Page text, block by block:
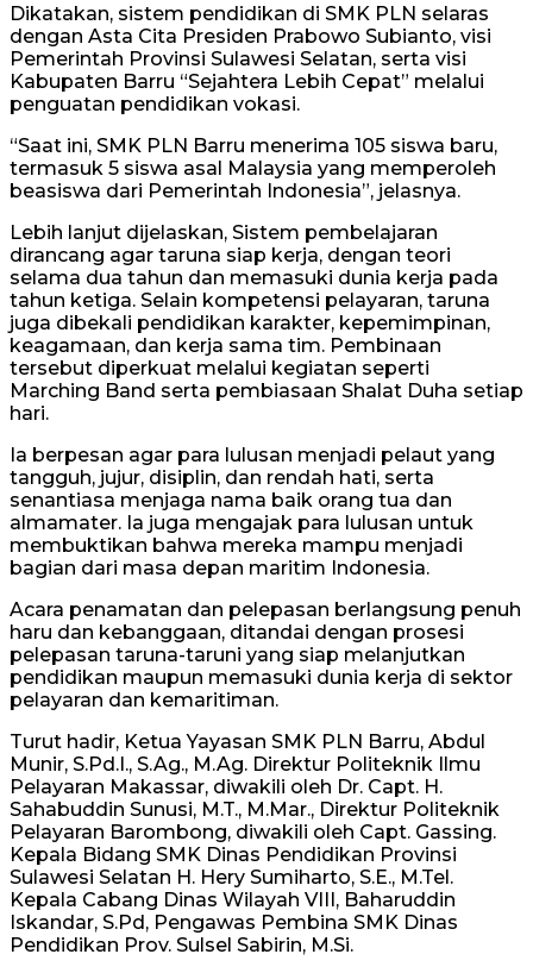
Dikatakan, sistem pendidikan di SMK PLN selaras
dengan Asta Cita Presiden Prabowo Subianto, visi
Pemerintah Provinsi Sulawesi Selatan, serta visi
Kabupaten Barru “Sejahtera Lebih Cepat” melalui
penguatan pendidikan vokasi.
“Saat ini, SMK PLN Barru menerima 105 siswa baru,
termasuk 5 siswa asal Malaysia yang memperoleh
beasiswa dari Pemerintah Indonesia”, jelasnya.
Lebih lanjut dijelaskan, Sistem pembelajaran
dirancang agar taruna siap kerja, dengan teori
selama dua tahun dan memasuki dunia kerja pada
tahun ketiga. Selain kompetensi pelayaran, taruna
juga dibekali pendidikan karakter, kepemimpinan,
keagamaan, dan kerja sama tim. Pembinaan
tersebut diperkuat melalui kegiatan seperti
Marching Band serta pembiasaan Shalat Duha setiap
hari.
Ia berpesan agar para lulusan menjadi pelaut yang
tangguh, jujur, disiplin, dan rendah hati, serta
senantiasa menjaga nama baik orang tua dan
almamater. Ia juga mengajak para lulusan untuk
membuktikan bahwa mereka mampu menjadi
bagian dari masa depan maritim Indonesia.
Acara penamatan dan pelepasan berlangsung penuh
haru dan kebanggaan, ditandai dengan prosesi
pelepasan taruna-taruni yang siap melanjutkan
pendidikan maupun memasuki dunia kerja di sektor
pelayaran dan kemaritiman.
Turut hadir, Ketua Yayasan SMK PLN Barru, Abdul
Munir, S.Pd.I., S.Ag., M.Ag. Direktur Politeknik Ilmu
Pelayaran Makassar, diwakili oleh Dr. Capt. H.
Sahabuddin Sunusi, M.T., M.Mar., Direktur Politeknik
Pelayaran Barombong, diwakili oleh Capt. Gassing.
Kepala Bidang SMK Dinas Pendidikan Provinsi
Sulawesi Selatan H. Hery Sumiharto, S.E., M.Tel.
Kepala Cabang Dinas Wilayah VIII, Baharuddin
Iskandar, S.Pd, Pengawas Pembina SMK Dinas
Pendidikan Prov. Sulsel Sabirin, M.Si.